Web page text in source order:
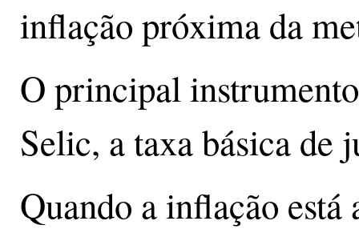
inflação próxima da
O principal
Selic, a taxa básica de
Quando a inflação